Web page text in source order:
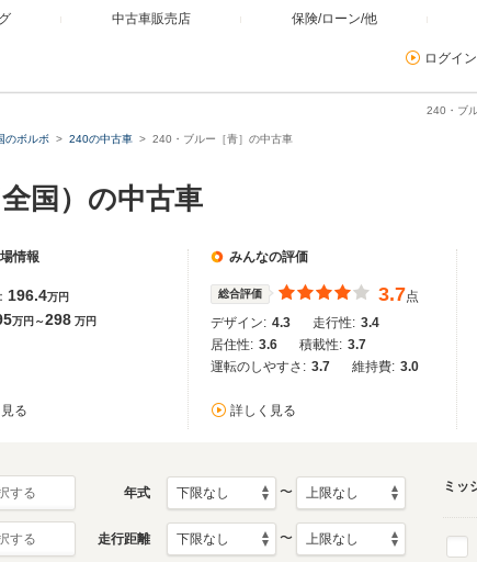
中古車販売店 保険/ローン/他
ログイン
240・ブ
のボルボ 240の中古車 240・ブルー［青］の中古車
国）の中古車
情報
196.4万円
万円～298 万円
る
みんなの評価
総合評価 3.7点
デザイン: 4.3 走行性: 3.4
居住性: 3.6 積載性: 3.7
運転のしやすさ: 3.7 維持費: 3.0
詳しく見る
する 年式 〜
する 走行距離 〜
ミッ